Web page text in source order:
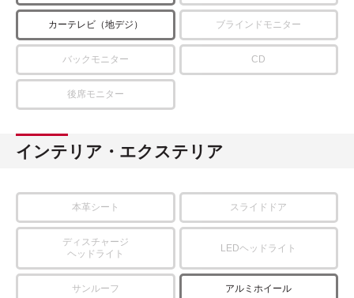
カーテレビ（地デジ） ブラインドモニター
バックモニター CD
後席モニター
インテリア・エクステリア
本革シート スライドドア
ディスチャージ
ヘッドライト
LEDヘッドライト
サンルーフ アルミホイール